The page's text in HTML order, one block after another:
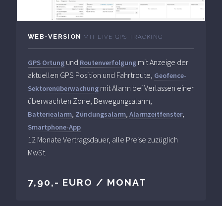
WEB-VERSION MIT LIVE GPS TRACKING
GPS Ortung und Routenverfolgung mit Anzeige der
aktuellen GPS Position und Fahrtroute, Geofence-
Sektorenüberwachung mit Alarm bei Verlassen einer
überwachten Zone, Bewegungsalarm,
Batteriealarm Zündungsalarm Alarmzeitfenster,
Smartphone-App
12 Monate Vertragsdauer, alle Preise zuzüglich
MwSt.
7,90,- EURO / MONAT